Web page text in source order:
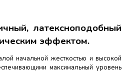
латексноподобный
эффектом.
начальной жесткостью и высокой
максимальный уровень